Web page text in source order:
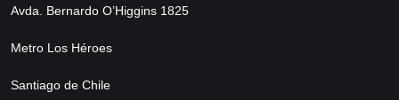
Avda. Bernardo O’Higgins 1825
Metro Los Héroes
Santiago de Chile